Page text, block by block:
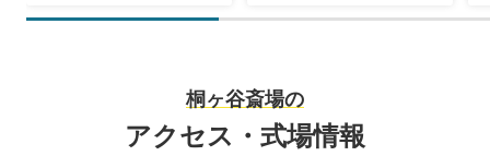
桐ヶ谷斎場の
アクセス・式場情報